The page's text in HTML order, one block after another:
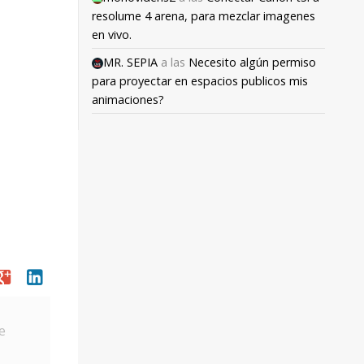
linkedin
resolume 4 arena, para mezclar imagenes
en vivo.
MR. SEPIA a las Necesito algún permiso
para proyectar en espacios publicos mis
animaciones?